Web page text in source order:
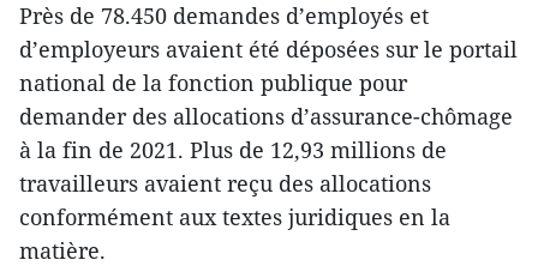
Près de 78.450 demandes d’employés et
d’employeurs avaient été déposées sur le portail
national de la fonction publique pour
demander des allocations d’assurance-chômage
à la fin de 2021. Plus de 12,93 millions de
travailleurs avaient reçu des allocations
conformément aux textes juridiques en la
matière.